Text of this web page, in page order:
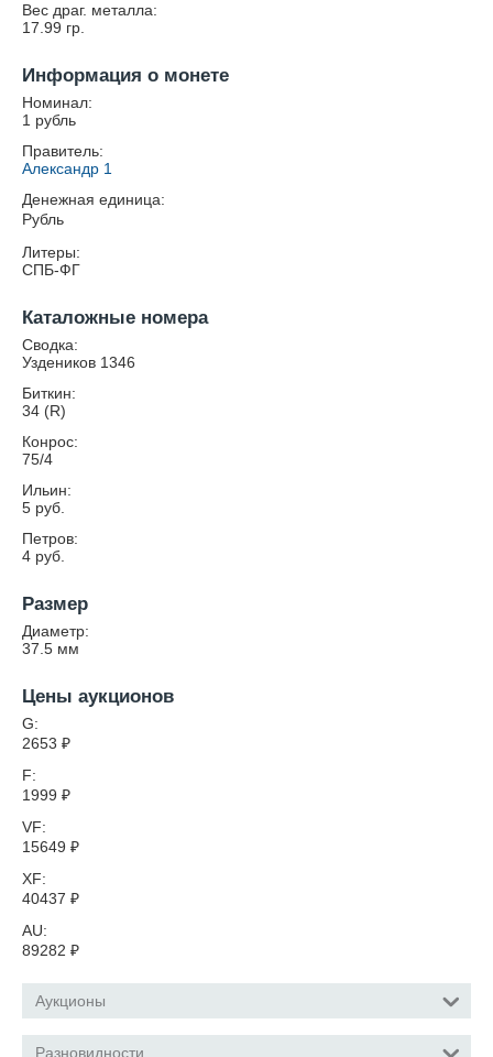
Вес драг. металла:
17.99 гр.
Информация о монете
Номинал:
1 рубль
Правитель:
Александр 1
Денежная единица:
Рубль
Литеры:
СПБ-ФГ
Каталожные номера
Сводка:
Уздеников 1346
Биткин:
34 (R)
Конрос:
75/4
Ильин:
5 руб.
Петров:
4 руб.
Размер
Диаметр:
37.5 мм
Цены аукционов
G:
2653 ₽
F:
1999 ₽
VF:
15649 ₽
XF:
40437 ₽
AU:
89282 ₽
Аукционы
Разновидности